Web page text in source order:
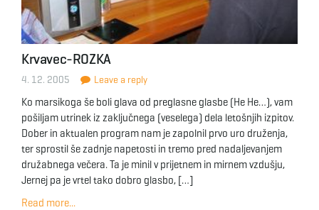
Krvavec-ROZKA
4. 12. 2005 Leave a reply
Ko marsikoga še boli glava od preglasne glasbe (He He…), vam
pošiljam utrinek iz zaključnega (veselega) dela letošnjih izpitov.
Dober in aktualen program nam je zapolnil prvo uro druženja,
ter sprostil še zadnje napetosti in tremo pred nadaljevanjem
družabnega večera. Ta je minil v prijetnem in mirnem vzdušju,
Jernej pa je vrtel tako dobro glasbo, […]
Read more...